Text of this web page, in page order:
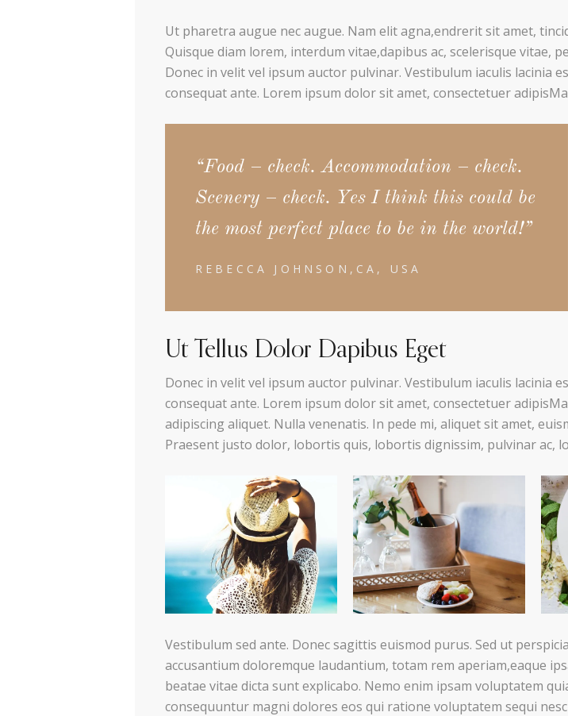
Ut pharetra augue nec augue. Nam elit agna,endrerit sit amet,
Quisque diam lorem, interdum vitae,dapibus ac, scelerisque vitae,
Donec in velit vel ipsum auctor pulvinar. Vestibulum iaculis lacinia
consequat ante. Lorem ipsum dolor sit amet, consectetuer
“Food – check. Accommodation – check.
Scenery – check. Yes I think this could be
the most perfect place to be in the world!”
REBECCA JOHNSON,CA, USA
Ut Tellus Dolor Dapibus Eget
Donec in velit vel ipsum auctor pulvinar. Vestibulum iaculis lacinia
consequat ante. Lorem ipsum dolor sit amet, consectetuer
adipiscing aliquet. Nulla venenatis. In pede mi, aliquet sit amet,
Praesent justo dolor, lobortis quis, lobortis dignissim, pulvinar ac,
Vestibulum sed ante. Donec sagittis euismod purus. Sed ut
accusantium doloremque laudantium, totam rem aperiam,eaque
beatae vitae dicta sunt explicabo. Nemo enim ipsam voluptatem
consequuntur magni dolores eos qui ratione voluptatem sequi